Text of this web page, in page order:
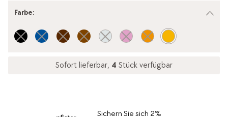
Farbe:
Sofort lieferbar, 4 Stück verfügbar
Sichern Sie sich 2%